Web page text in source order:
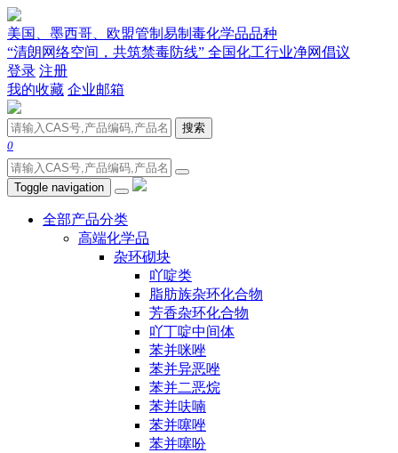
美国、墨西哥、欧盟管制易制毒化学品品种
“清朗网络空间，共筑禁毒防线” 全国化工行业净网倡议
登录 注册
我的收藏 企业邮箱
搜索
0
Toggle navigation
全部产品分类
高端化学品
杂环砌块
吖啶类
脂肪族杂环化合物
芳香杂环化合物
吖丁啶中间体
苯并咪唑
苯并异恶唑
苯并二恶烷
苯并呋喃
苯并噻唑
苯并噻吩